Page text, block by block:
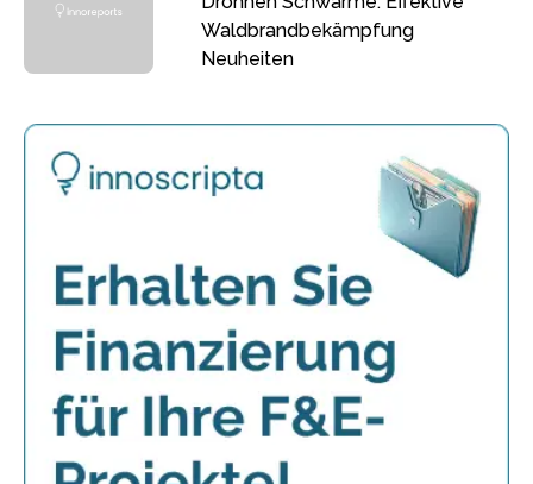
Waldbrandbekämpfung
Neuheiten